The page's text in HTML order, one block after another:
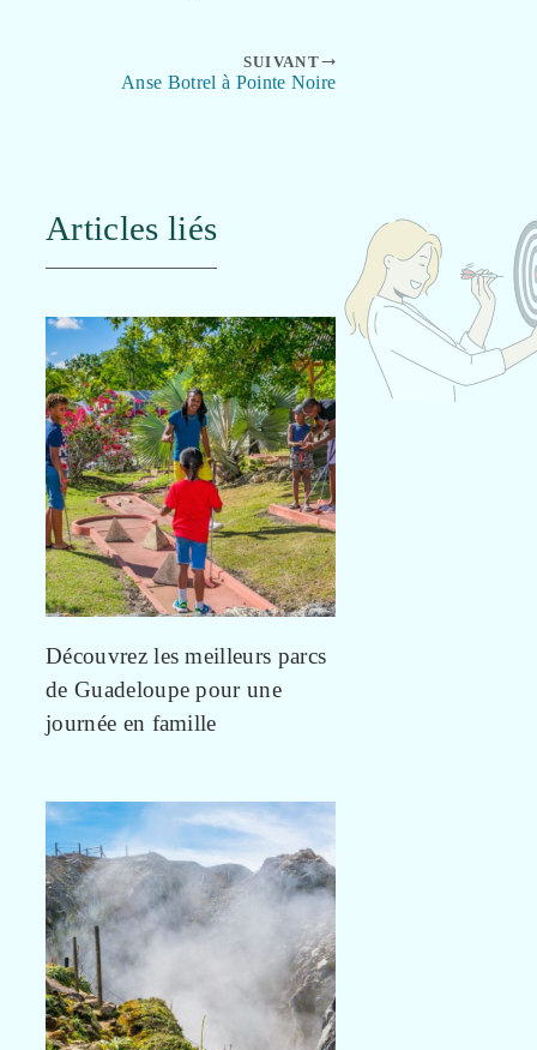
SUIVANT
Anse Botrel à Pointe Noire
Articles liés
Découvrez les meilleurs parcs
de Guadeloupe pour une
journée en famille